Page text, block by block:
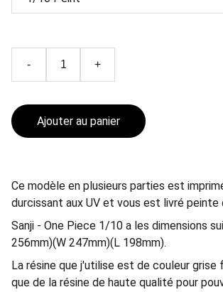
- +
Ajouter au panier
Ce modèle en plusieurs parties est
durcissant aux UV et vous est livré peinte
Sanji - One Piece 1/10 a les dimensions
256mm)(W 247mm)(L 198mm).
La résine que j'utilise est de couleur grise
que de la résine de haute qualité pour